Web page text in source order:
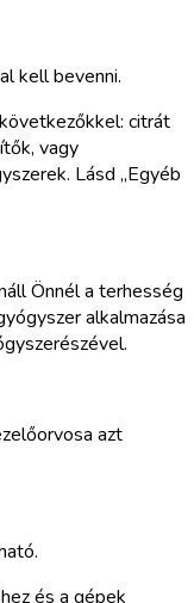
kell bevenni.
citrát
vagy
Lásd „Egyéb
Önnél a terhesség
alkalmazása
azt
és a gépek